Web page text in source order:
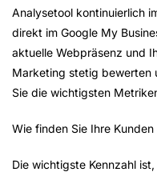
Analysetool kontinuierlich
direkt im Google My
aktuelle Webpräsenz und
Marketing stetig bewerten
Sie die wichtigsten
Wie finden Sie Ihre
Die wichtigste Kennzahl